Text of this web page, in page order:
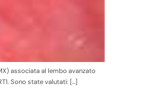
associata al lembo avanzato
Sono state valutati: […]